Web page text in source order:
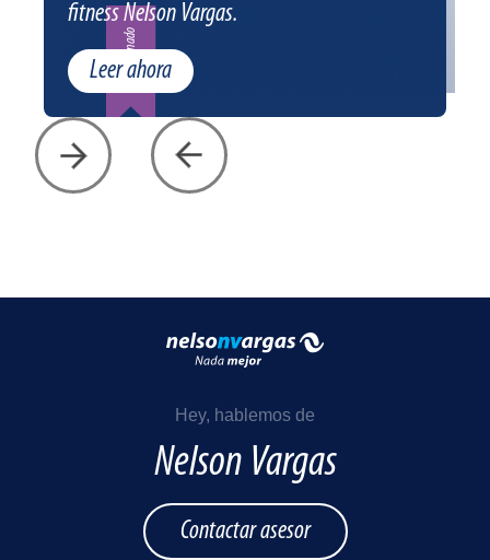
Patrocinado
fitness Nelson Vargas.
Leer ahora
Hey, hablemos de
Nelson Vargas
Contactar asesor